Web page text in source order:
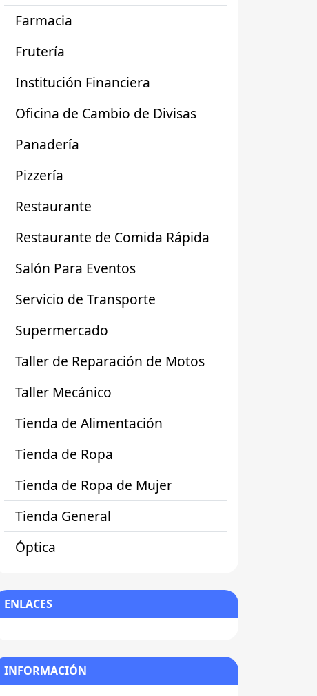
Farmacia
Frutería
Institución Financiera
Oficina de Cambio de Divisas
Panadería
Pizzería
Restaurante
Restaurante de Comida Rápida
Salón Para Eventos
Servicio de Transporte
Supermercado
Taller de Reparación de Motos
Taller Mecánico
Tienda de Alimentación
Tienda de Ropa
Tienda de Ropa de Mujer
Tienda General
Óptica
ENLACES
INFORMACIÓN